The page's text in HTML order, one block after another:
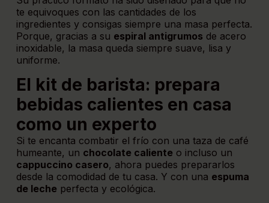
te equivoques con las cantidades de los
ingredientes y consigas siempre una masa perfecta.
Porque, gracias a su espiral antigrumos de acero
inoxidable, la masa queda siempre suave, lisa y
uniforme.
El kit de barista: prepara
bebidas calientes en casa
como un experto
Si te encanta combatir el frío con una taza de café
humeante, un chocolate caliente o incluso un
cappuccino casero, ahora puedes prepararlos
desde la comodidad de tu casa. Y con una espuma
de leche perfecta y ecológica.